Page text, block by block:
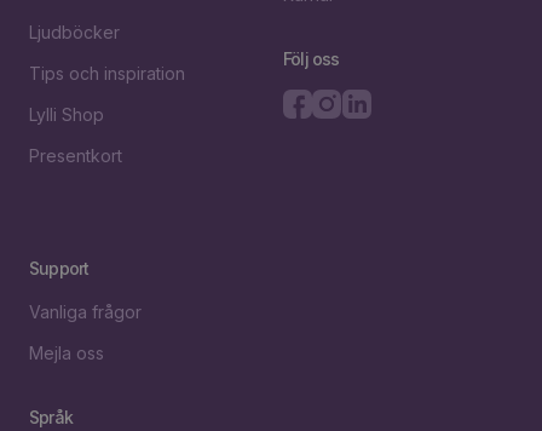
Ljudböcker
Tips och inspiration
Lylli Shop
Presentkort
Följ oss
Support
Vanliga frågor
Mejla oss
Språk